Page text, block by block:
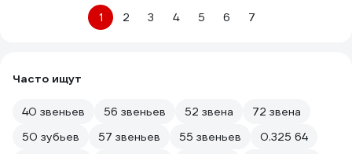
1 2 3 4 5 6 7
Часто ищут
40 звеньев 56 звеньев 52 звена
72 звена
50 зубьев
57 звеньев 55 звеньев
0.325 64